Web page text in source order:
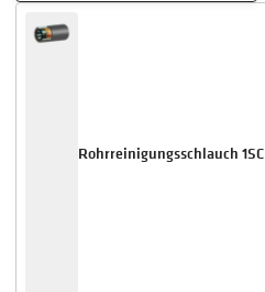
Rohrreinigungsschlauch 1SC